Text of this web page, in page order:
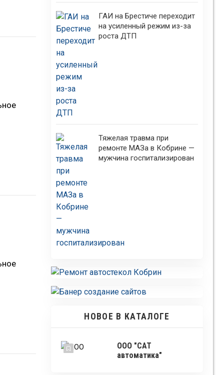
ГАИ на Брестиче переходит
на усиленный режим из-за
роста ДТП
Тяжелая травма при
ремонте МАЗа в Кобрине —
мужчина госпитализирован
НОВОЕ В КАТАЛОГЕ
ООО "САТ
автоматика"